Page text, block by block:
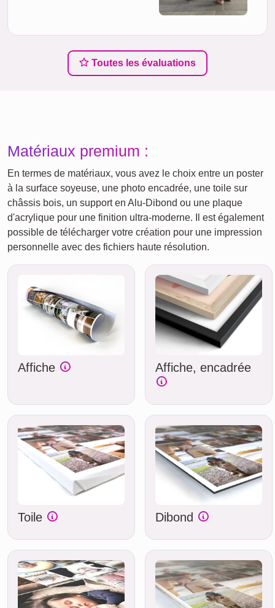
Toutes les évaluations
Matériaux premium :
En termes de matériaux, vous avez le choix entre un poster
à la surface soyeuse, une photo encadrée, une toile sur
châssis bois, un support en Alu-Dibond ou une plaque
d'acrylique pour une finition ultra-moderne. Il est également
possible de télécharger votre création pour une impression
personnelle avec des fichiers haute résolution.
Affiche Affiche, encadrée
Toile Dibond